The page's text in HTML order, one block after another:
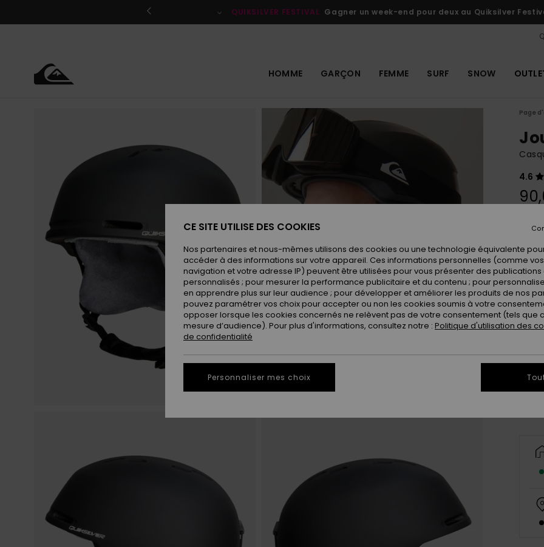
le
QUIKSILVER FESTIVAL Gagner un week-end pour deux au Quiksilver
HOMME GARÇON FEMME SURF SNOW
Page
4.6
CE SITE UTILISE DES COOKIES
Nos partenaires et nous-mêmes utilisons des cookies ou une technologie équivalente
accéder à des informations sur votre appareil. Ces informations personnelles (comme
navigation et votre adresse IP) peuvent être utilisées pour vous présenter des publications
personnalisés ; pour mesurer la performance publicitaire et du contenu ; pour
en apprendre plus sur leur audience ; pour développer et améliorer les produits de nos
pouvez paramétrer vos choix pour accepter ou non les cookies soumis à votre
opposer lorsque les cookies concernés ne relèvent pas de votre consentement (tels que
mesure d’audience). Pour plus d'informations, consultez notre : Politique d'utilisation des
de confidentialité
Personnaliser mes choix